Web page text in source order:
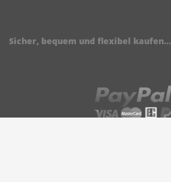
Sicher, bequem und flexibel kaufen...